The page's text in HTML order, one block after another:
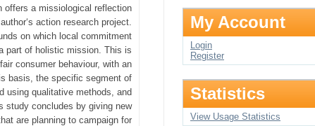
offers a missiological reflection
action research project.
on which local commitment
part of holistic mission. This is
consumer behaviour, with an
basis, the specific segment of
using qualitative methods, and
study concludes by giving new
are planning to campaign for
My Account
Login
Register
Statistics
View Usage Statistics